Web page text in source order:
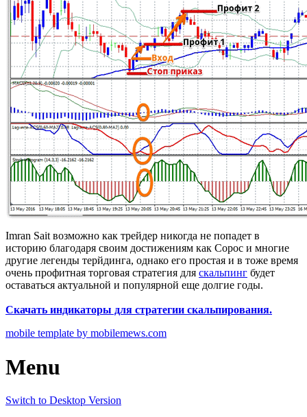
Imran Sait возможно как трейдер никогда не попадет в
историю благодаря своим достижениям как Сорос и многие
другие легенды терйдинга, однако его простая и в тоже время
очень профитная торговая стратегия для скальпинг будет
оставаться актуальной и популярной еще долгие годы.
Скачать индикаторы для стратегии скальпирования.
mobile template by mobilemews.com
Menu
Switch to Desktop Version